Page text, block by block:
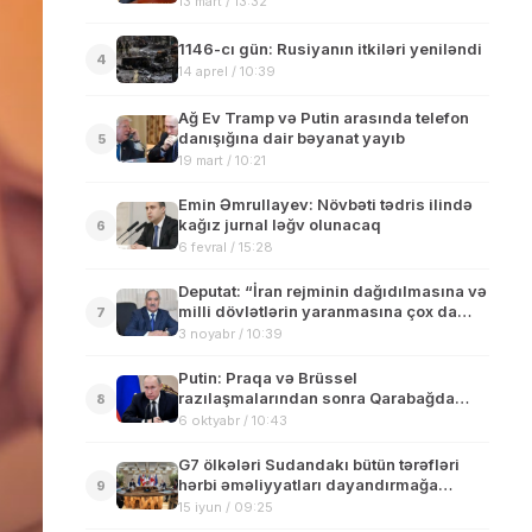
4
1146-cı gün: Rusiyanın itkiləri yeniləndi
14 aprel / 10:39
5
Ağ Ev Tramp və Putin arasında telefon
danışığına dair bəyanat yayıb
19 mart / 10:21
6
Emin Əmrullayev: Növbəti tədris ilində
kağız jurnal ləğv olunacaq
6 fevral / 15:28
7
Deputat: “İran rejminin dağıdılmasına və
milli dövlətlərin yaranmasına çox da
zaman qalmayıb”
3 noyabr / 10:39
8
Putin: Praqa və Brüssel
razılaşmalarından sonra Qarabağda
antiterror tədbirləri qaçılmaz idi
6 oktyabr / 10:43
9
G7 ölkələri Sudandakı bütün tərəfləri
hərbi əməliyyatları dayandırmağa
çağırıb
15 iyun / 09:25